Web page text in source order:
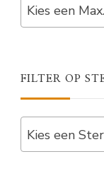
Kies een
FILTER OP
Kies een